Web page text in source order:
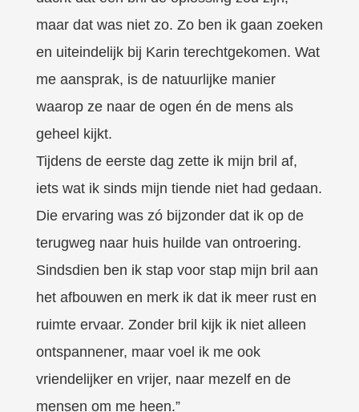
maar dat was niet zo. Zo ben ik gaan zoeken
en uiteindelijk bij Karin terechtgekomen. Wat
me aansprak, is de natuurlijke manier
waarop ze naar de ogen én de mens als
geheel kijkt.
Tijdens de eerste dag zette ik mijn bril af,
iets wat ik sinds mijn tiende niet had gedaan.
Die ervaring was zó bijzonder dat ik op de
terugweg naar huis huilde van ontroering.
Sindsdien ben ik stap voor stap mijn bril aan
het afbouwen en merk ik dat ik meer rust en
ruimte ervaar. Zonder bril kijk ik niet alleen
ontspannener, maar voel ik me ook
vriendelijker en vrijer, naar mezelf en de
mensen om me heen.”